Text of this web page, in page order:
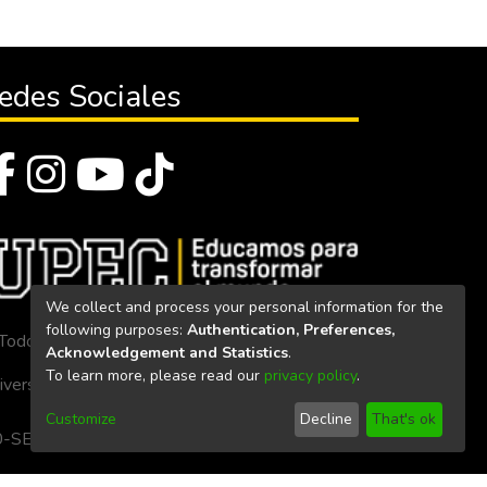
Sociales
los derechos reservados 2023
Politécnica Estatal del Carchi
SE-33-CACES-2020
We collect and process your personal information for the
following purposes: Authentication, Preferences,
Acknowledgement and Statistics.
To learn more, please read our privacy policy.
Customize Decline That's ok